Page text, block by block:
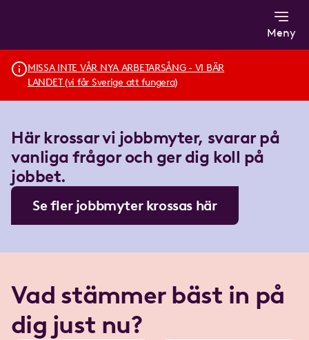
Meny
MISSA INTE VÅR NYA ARBETARSÅNG - VI BÄR
LANDET (vi får Sverige att fungera)
Här krossar vi jobbmyter, svarar på
vanliga frågor och ger dig koll på
jobbet.
Se fler jobbmyter krossas här
Vad stämmer bäst in på
dig just nu?